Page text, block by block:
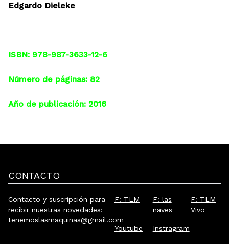
Edgardo Dieleke
ISBN: 978-987-3633-12-6
Número de páginas: 82
Año de publicación: 2016
CONTACTO
Contacto y suscripción para
recibir nuestras novedades:
tenemoslasmaquinas@gmail.com
F: TLM
F: las
naves
F: TLM
Vivo
Youtube Instragram